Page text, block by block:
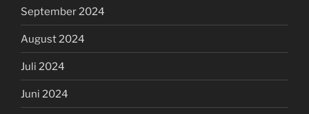
September 2024
August 2024
Juli 2024
Juni 2024